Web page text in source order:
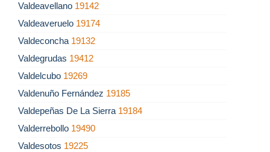
Valdeavellano 19142
Valdeaveruelo 19174
Valdeconcha 19132
Valdegrudas 19412
Valdelcubo 19269
Valdenuño Fernández 19185
Valdepeñas De La Sierra 19184
Valderrebollo 19490
Valdesotos 19225